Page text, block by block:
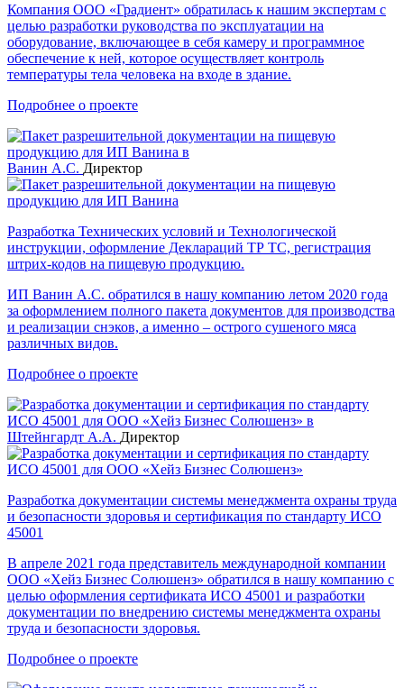
Компания ООО «Градиент» обратилась к нашим экспертам с
целью разработки руководства по эксплуатации на
оборудование, включающее в себя камеру и программное
обеспечение к ней, которое осуществляет контроль
температуры тела человека на входе в здание.
Подробнее о проекте
Ванин А.С. Директор
Разработка Технических условий и Технологической
инструкции, оформление Деклараций ТР ТС, регистрация
штрих-кодов на пищевую продукцию.
ИП Ванин А.С. обратился в нашу компанию летом 2020 года
за оформлением полного пакета документов для производства
и реализации снэков, а именно – острого сушеного мяса
различных видов.
Подробнее о проекте
Штейнгардт А.А. Директор
Разработка документации системы менеджмента охраны труда
и безопасности здоровья и сертификация по стандарту ИСО
45001
В апреле 2021 года представитель международной компании
ООО «Хейз Бизнес Солюшенз» обратился в нашу компанию с
целью оформления сертификата ИСО 45001 и разработки
документации по внедрению системы менеджмента охраны
труда и безопасности здоровья.
Подробнее о проекте